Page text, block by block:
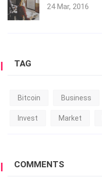
24 Mar, 2016
TAG
Bitcoin Business
Invest Market
COMMENTS